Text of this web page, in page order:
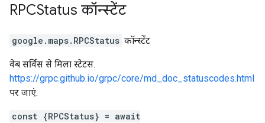
RPCStatus कॉन्स्टेंट
google.maps. RPCStatus कॉन्स्टेंट
वेब सर्विस से मिला स्टेटस.
https://grpc.github.io/grpc/core/md_doc_statuscodes.html
पर जाएं.
const {RPCStatus} = await